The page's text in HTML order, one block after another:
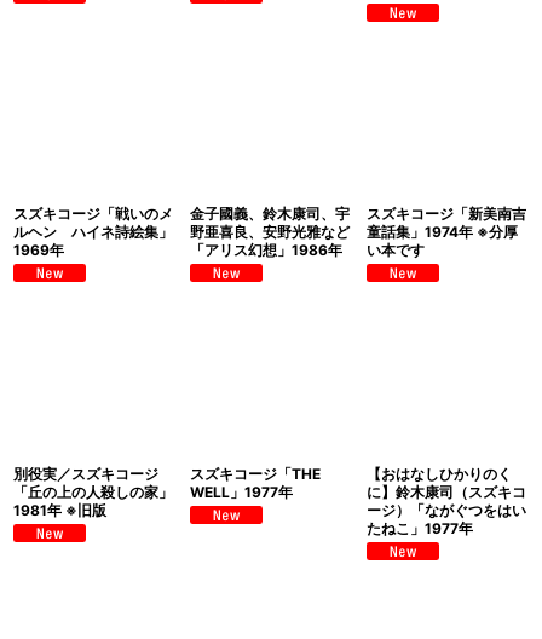
スズキコージ「戦いのメ
ルヘン ハイネ詩絵集」
1969年
金子國義、鈴木康司、宇
野亜喜良、安野光雅など
「アリス幻想」1986年
スズキコージ「新美南吉
童話集」1974年 ※分厚
い本です
別役実／スズキコージ
「丘の上の人殺しの家」
1981年 ※旧版
スズキコージ「THE
WELL」1977年
【おはなしひかりのく
に】鈴木康司（スズキコ
ージ）「ながぐつをはい
たねこ」1977年